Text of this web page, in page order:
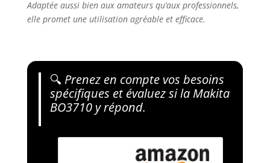
Adaptée aussi bien aux amateurs qu’aux professionnels,
elle promet une utilisation agréable et efficace.
🔍 Prenez en compte vos besoins
spécifiques et évaluez si la Makita
BO3710 y répond.